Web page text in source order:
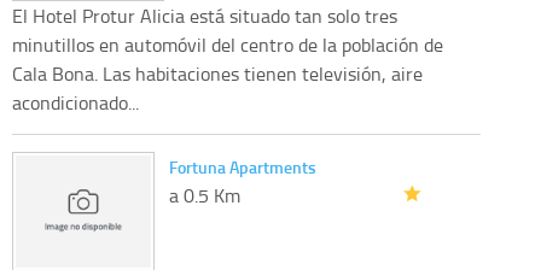
El Hotel Protur Alicia está situado tan solo tres
minutillos en automóvil del centro de la población de
Cala Bona. Las habitaciones tienen televisión, aire
acondicionado...
Fortuna Apartments
a 0.5 Km